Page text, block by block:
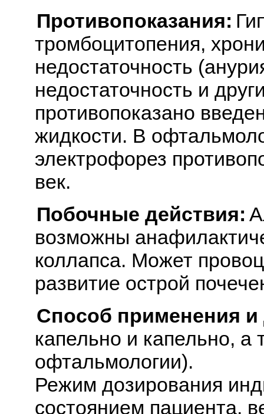
Противопоказания:
тромбоцитопения,
недостаточность
недостаточность и
противопоказано
жидкости. В
электрофорез
век.
Побочные действия:
возможны
коллапса. Может
развитие острой
Способ применения
капельно и капельно, а
офтальмологии).
Режим дозирования
состоянием пациента,